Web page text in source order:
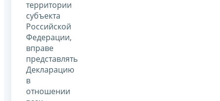
территории
субъекта
Российской
Федерации,
вправе
представлять
Декларацию
в
отношении